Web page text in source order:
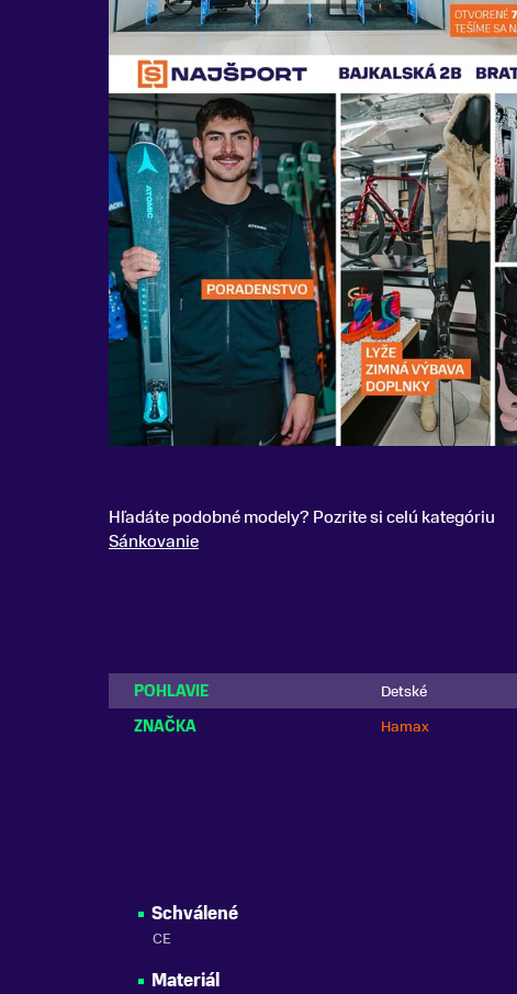
Hľadáte podobné modely? Pozrite si celú kategóriu
Sánkovanie
POHLAVIE Detské
ZNAČKA
Hamax
Schválené
CE
Materiál